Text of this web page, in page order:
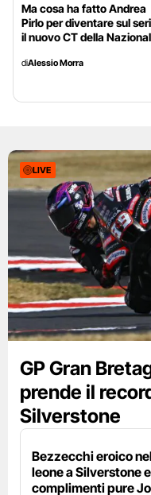
Ma cosa ha fatto Andrea
Pirlo per diventare sul
il nuovo CT della
diAlessio Morra
LIVE
GP Gran
prende il
Silverstone
Bezzecchi eroico
leone a Silverstone
complimenti pure